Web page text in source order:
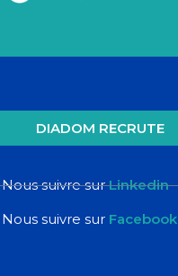
DIADOM RECRUTE
Nous suivre surLinkedin
Nous suivre sur Facebook